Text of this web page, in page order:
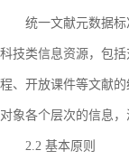
统一文献元数据
科技类信息资源，包
程、开放课件等文献
对象各个层次的信息
2.2 基本原则